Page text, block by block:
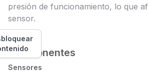
presión de funcionamiento, lo que
sensor.
Componentes
Sensores